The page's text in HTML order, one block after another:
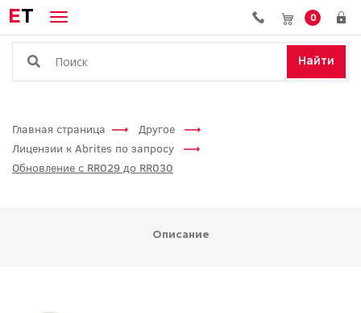
ET 0
Найти
Главная страница
Другое
Лицензии к Abrites по запросу
Обновление с RR029 до RR030
Описание